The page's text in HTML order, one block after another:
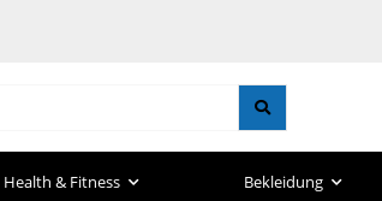
Health & Fitness Bekleidung